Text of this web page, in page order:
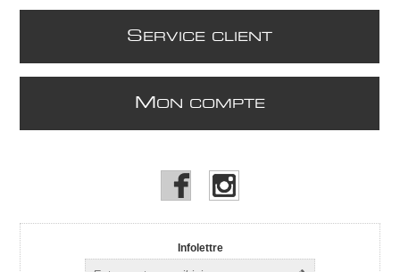
S ERVICE CLIENT
M ON COMPTE
Infolettre